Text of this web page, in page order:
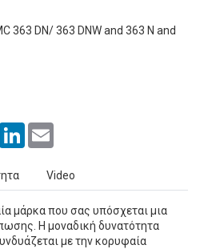
363 DN/ 363 DNW and 363 N and
TumblrLinkedIn
Video
μάρκα που σας υπόσχεται μια
Η μοναδική δυνατότητα
με την κορυφαία